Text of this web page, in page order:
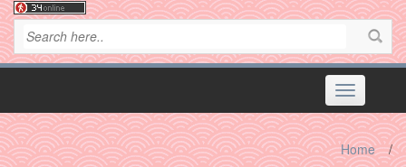
Toggle
navigation
Home /